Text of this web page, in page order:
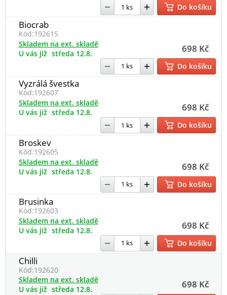
Do košíku
Biocrab
Kód:192615
698 Kč
Skladem na ext. skladě
U vás již středa 12.8.
Do košíku
Vyzrálá švestka
Kód:192607
698 Kč
Skladem na ext. skladě
U vás již středa 12.8.
Do košíku
Broskev
Kód:192605
698 Kč
Skladem na ext. skladě
U vás již středa 12.8.
Do košíku
Brusinka
Kód:192603
698 Kč
Skladem na ext. skladě
U vás již středa 12.8.
Do košíku
Chilli
Kód:192620
698 Kč
Skladem na ext. skladě
U vás již středa 12.8.